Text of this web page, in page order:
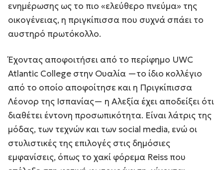
ενημέρωσης ως το πιο «ελεύθερο πνεύμα» της
οικογένειας, η πριγκίπισσα που συχνά σπάει το
αυστηρό πρωτόκολλο.
Έχοντας αποφοιτήσει από το περίφημο UWC
Atlantic College στην Ουαλία —το ίδιο κολλέγιο
από το οποίο αποφοίτησε και η Πριγκίπισσα
Λέονορ της Ισπανίας— η Αλεξία έχει αποδείξει ότι
διαθέτει έντονη προσωπικότητα. Είναι λάτρις της
μόδας, των τεχνών και των social media, ενώ οι
στυλιστικές της επιλογές στις δημόσιες
εμφανίσεις, όπως το χακί φόρεμα Reiss που